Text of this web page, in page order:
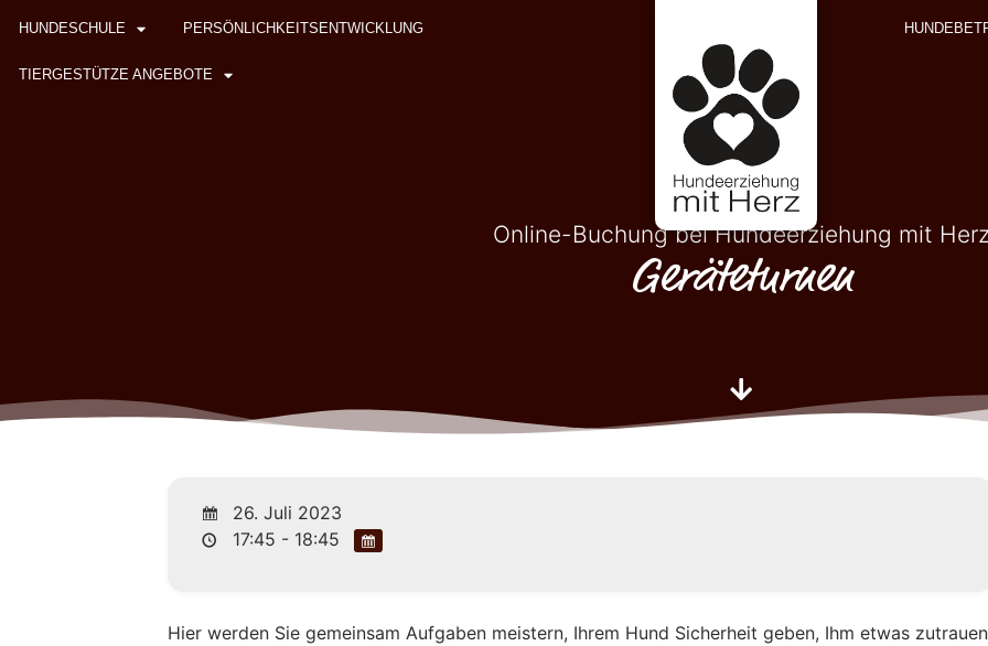
HUNDESCHULE PERSÖNLICHKEITSENTWICKLUNG
TIERGESTÜTZE ANGEBOTE
Online-Buchung bei Hundeerziehung mit
Geräteturnen
26. Juli 2023
17:45 - 18:45
Hier werden Sie gemeinsam Aufgaben meistern, Ihrem Hund Sicherheit geben, Ihm etwas zutrauen